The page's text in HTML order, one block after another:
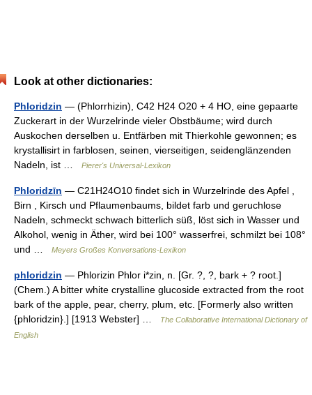
Look at other dictionaries:
Phloridzin — (Phlorrhizin), C42 H24 O20 + 4 HO, eine gepaarte
Zuckerart in der Wurzelrinde vieler Obstbäume; wird durch
Auskochen derselben u. Entfärben mit Thierkohle gewonnen; es
krystallisirt in farblosen, seinen, vierseitigen, seidenglänzenden
Nadeln, ist …
Pierer's Universal-Lexikon
Phloridzīn — C21H24O10 findet sich in Wurzelrinde des Apfel ,
Birn , Kirsch und Pflaumenbaums, bildet farb und geruchlose
Nadeln, schmeckt schwach bitterlich süß, löst sich in Wasser und
Alkohol, wenig in Äther, wird bei 100° wasserfrei, schmilzt bei 108°
und …
Meyers Großes Konversations-Lexikon
phloridzin — Phlorizin Phlor i*zin, n. [Gr. ?, ?, bark + ? root.]
(Chem.) A bitter white crystalline glucoside extracted from the root
bark of the apple, pear, cherry, plum, etc. [Formerly also written
{phloridzin}.] [1913 Webster] …
The Collaborative International Dictionary of
English